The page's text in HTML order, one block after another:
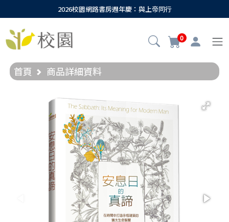
2026校園網路書房週年慶：與上帝同行
0
首頁 商品詳細資料